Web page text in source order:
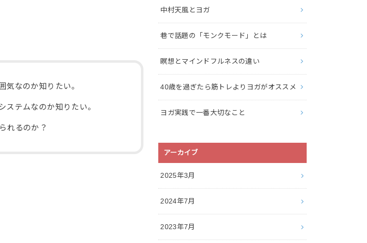
気なのか知りたい。
ステムなのか知りたい。
れるのか？
中村天風とヨガ
巷で話題の「モンクモード」とは
瞑想とマインドフルネスの違い
40歳を過ぎたら筋トレよりヨガがオススメ
ヨガ実践で一番大切なこと
アーカイブ
2025年3月
2024年7月
2023年7月